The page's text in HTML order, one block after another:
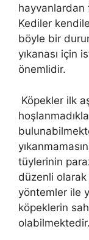
hayvanlardan
Kediler
böyle bir
yıkanası için
önemlidir.
Köpekler ilk
tüylerinin
düzenli olarak
yöntemler ile
köpeklerin
olabilmektedir.